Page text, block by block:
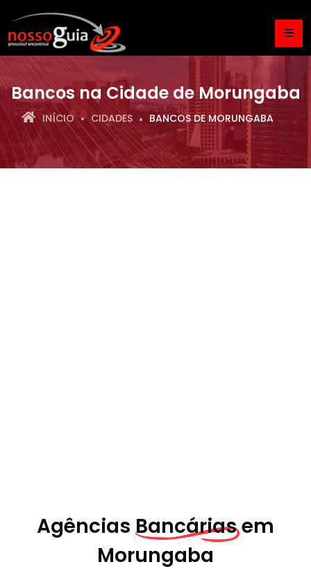
Bancos na Cidade de Morungaba
INÍCIO CIDADES BANCOS DE MORUNGABA
Agências Bancárias em
Morungaba